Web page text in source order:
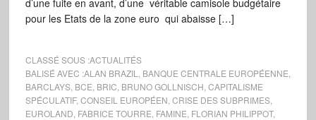
d’une fuite en avant, d’une véritable camisole budgétaire
pour les Etats de la zone euro qui abaisse […]
CLASSÉ SOUS :ACTUALITÉS
BALISÉ AVEC :ALAN BRAZIL BANQUE CENTRALE EUROPÉENNE
BARCLAYS, BCE BRIC BRUNO GOLLNISCH CAPITALISME
SPÉCULATIF, CONSEIL EUROPÉEN CRISE DES SUBPRIMES,
EUROLAND FABRICE TOURRE FAMINE FLORIAN PHILIPPOT,